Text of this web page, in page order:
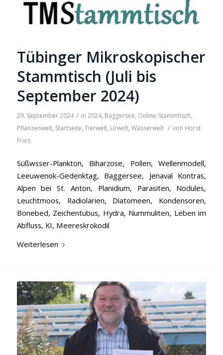
Tübinger Mikroskopischer
Stammtisch (Juli bis
September 2024)
29. September 2024 / in 2024, Baggersee, Online-Stammtisch,
Pflanzenwelt, Startseite, Tierwelt, Urwelt, Wasserwelt / von Horst
Fries
Süßwsser-Plankton, Biharzose, Pollen, Wellenmodell,
Leeuwenok-Gedenktag, Baggersee, Jenaval Kontras,
Alpen bei St. Anton, Planidium, Parasiten, Nodules,
Leuchtmoos, Radiolarien, Diatomeen, Kondensoren,
Bonebed, Zeichentubus, Hydra, Nummuliten, Leben im
Abfluss, KI, Meereskrokodil
Weiterlesen